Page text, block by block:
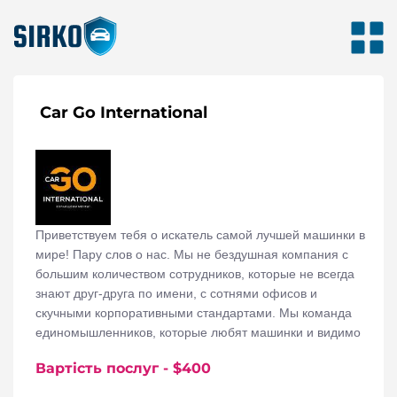
Car Go International
Приветствуем тебя о искатель самой лучшей машинки в
мире! Пару слов о нас. Мы не бездушная компания с
большим количеством сотрудников, которые не всегда
знают друг-друга по имени, с сотнями офисов и
скучными корпоративными стандартами. Мы команда
единомышленников, которые любят машинки и видимо
мы читаем про машины, мы ездим на машинах. Одним
Вартість послуг - $400